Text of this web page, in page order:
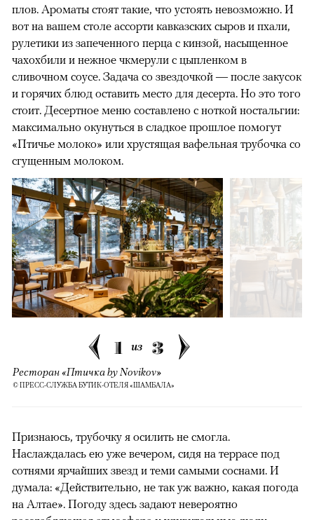
плов. Ароматы стоят такие, что устоять невозможно. И
вот на вашем столе ассорти кавказских сыров и пхали,
рулетики из запеченного перца с кинзой, насыщенное
чахохбили и нежное чкмерули с цыпленком в
сливочном соусе. Задача со звездочкой — после закусок
и горячих блюд оставить место для десерта. Но это того
стоит. Десертное меню составлено с ноткой ностальгии:
максимально окунуться в сладкое прошлое помогут
«Птичье молоко» или хрустящая вафельная трубочка со
сгущенным молоком.
1 из 3
Ресторан «Птичка by Novikov»
© ПРЕСС-СЛУЖБА БУТИК-ОТЕЛЯ «ШАМБАЛА»
Признаюсь, трубочку я осилить не смогла.
Наслаждалась ею уже вечером, сидя на террасе под
сотнями ярчайших звезд и теми самыми соснами. И
думала: «Действительно, не так уж важно, какая погода
на Алтае». Погоду здесь задают невероятно